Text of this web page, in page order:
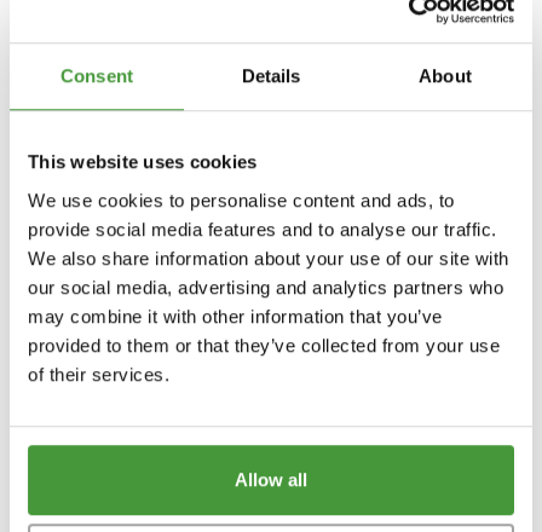
Consent Details About
This website uses cookies
We use cookies to personalise content and ads, to
provide social media features and to analyse our traffic.
We also share information about your use of our site with
our social media, advertising and analytics partners who
may combine it with other information that you’ve
provided to them or that they’ve collected from your use
of their services.
Allow all
Blommönster
Chambray
Enfärgad
BLOGS
Hur tar jag hand om mina mina sängkläder?
Vilken kudde passar för mig?
Hur underhåller jag mitt täcke?
HÅLLBARHET
DOFTEN OCH MATERIALET I DIN KUDDE
Kuddens doft spelar också en roll när du ska
egen doft. Yumekos dun- och yllekuddar
eftersom materialet tvättats med det. Den
doften försvinner av sig själv efter ett par
nätter. Kapock däremot är luktfritt och
därmed väldigt lämpligt för personer som
är känsliga för dofter.
Alla dessa olika material har sina egna
egenskaper som du måste ta hänsyn till. En
sammanfattning: